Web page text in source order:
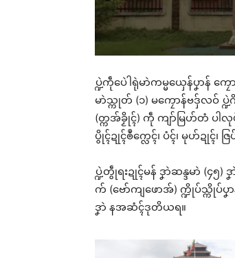
ပ္ဍဲကဵုပေဲါရုဲမာဲကမ္မယှေန်ပၞာန် ကၠ
မာဲသ္ကုတ် (၁) မကၠောန်ဗဒှ်လဝ် ပ္ဍဲ
(တ္ကအ်ခၟိုၚ်) ကဵု ကျာ်မြဟ်တံ ပါလု
ပွိုၚ်ဍုၚ်ၜဳက္လေၚ်၊ ပံၚ်၊ မုဟ်ဍုၚ်၊
ပ္ဍဲတွဵုရးဍုၚ်မန် ဒၞာဲဆန္ဒမာဲ (၄၅
က် (ဗော်ကျဖောအ်) က္ဍိုပ်သ္ကိုပ်
ဒၞာဲ နအဆံၚ်ဒုတိယရ။